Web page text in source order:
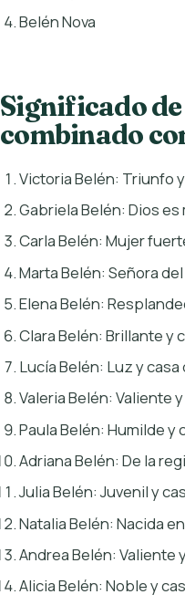
Belén Nova
Significado
combinado
Victoria Belén: Triunfo
Gabriela Belén: Dios
Carla Belén: Mujer
Marta Belén: Señora
Elena Belén:
Clara Belén: Brillante y
Lucía Belén: Luz y casa
Valeria Belén: Valiente
Paula Belén: Humilde y
Adriana Belén: De la
Julia Belén: Juvenil y
Natalia Belén: Nacida
Andrea Belén: Valiente
Alicia Belén: Noble y